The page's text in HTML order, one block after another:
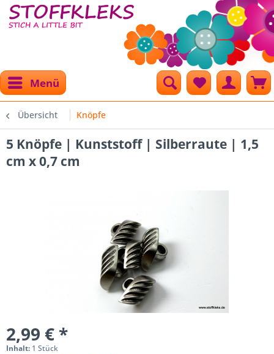
Menü
Übersicht Knöpfe
5 Knöpfe | Kunststoff | Silberraute | 1,5
cm x 0,7 cm
2,99 € *
Inhalt: 1 Stück